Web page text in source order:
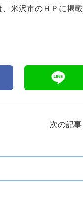
米沢市のＨＰに掲
次の記事